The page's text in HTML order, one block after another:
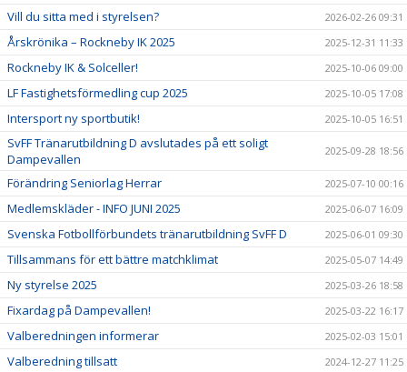
Vill du sitta med i styrelsen? 2026-02-26 09:31
Årskrönika – Rockneby IK 2025 2025-12-31 11:33
Rockneby IK & Solceller! 2025-10-06 09:00
LF Fastighetsförmedling cup 2025 2025-10-05 17:08
Intersport ny sportbutik! 2025-10-05 16:51
SvFF Tränarutbildning D avslutades på ett soligt
Dampevallen
2025-09-28 18:56
Förändring Seniorlag Herrar 2025-07-10 00:16
Medlemskläder - INFO JUNI 2025 2025-06-07 16:09
Svenska Fotbollförbundets tränarutbildning SvFF D 2025-06-01 09:30
Tillsammans för ett bättre matchklimat 2025-05-07 14:49
Ny styrelse 2025 2025-03-26 18:58
Fixardag på Dampevallen! 2025-03-22 16:17
Valberedningen informerar 2025-02-03 15:01
Valberedning tillsatt 2024-12-27 11:25